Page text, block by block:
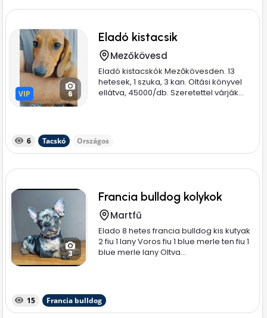
VIP
VIP 6
Eladó kistacsik
Mezőkövesd
Eladó kistacskók Mezőkövesden. 13
hetesek, 1 szuka, 3 kan. Oltási könyvel
ellátva, 45000/db. Szeretettel várják...
6 Tacskó Országos
3
Francia bulldog kolykok
Martfű
Elado 8 hetes francia bulldog kis kutyak
2 fiu 1 lany Voros fiu 1 blue merle ten fiu 1
blue merle lany Oltva...
15 Francia bulldog